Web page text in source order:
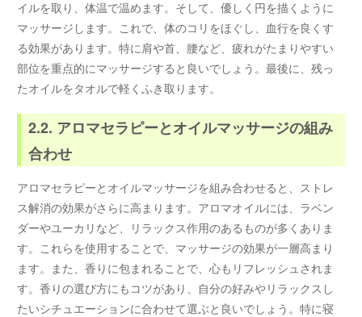
イルを取り、体温で温めます。そして、優しく円を描くように
マッサージします。これで、体のコリをほぐし、血行を良くす
る効果があります。特に肩や首、腰など、疲れがたまりやすい
部位を重点的にマッサージすると良いでしょう。最後に、残っ
たオイルをタオルで軽くふき取ります。
2.2. アロマセラピーとオイルマッサージの組み
合わせ
アロマセラピーとオイルマッサージを組み合わせると、ストレ
ス解消の効果がさらに高まります。アロマオイルには、ラベン
ダーやユーカリなど、リラックス作用のあるものが多くありま
す。これらを使用することで、マッサージの効果が一層高まり
ます。また、香りに包まれることで、心もリフレッシュされま
す。香りの選び方にもコツがあり、自分の好みやリラックスし
たいシチュエーションに合わせて選ぶと良いでしょう。特に寝